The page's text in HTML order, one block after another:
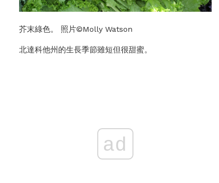
芥末綠色。 照片©Molly Watson
北達科他州的生長季節雖短但很甜蜜。
ad